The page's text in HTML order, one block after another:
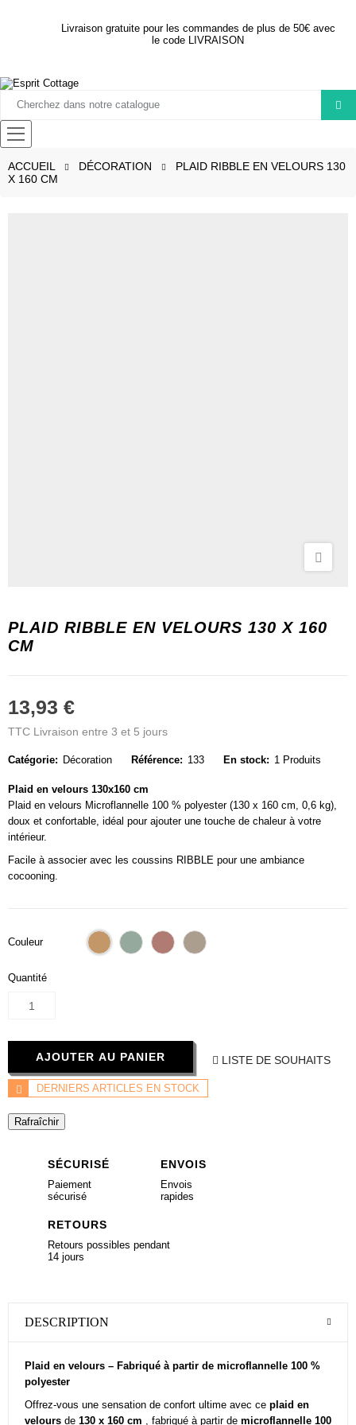
Livraison gratuite pour les commandes de plus de 50€ avec
le code LIVRAISON
ACCUEIL DÉCORATION
PLAID RIBBLE EN VELOURS 130
X 160 CM
PLAID RIBBLE EN VELOURS 130 X 160
CM
13,93 €
TTC Livraison entre 3 et 5 jours
Catégorie: Décoration Référence: 133 En stock: 1 Produits
Plaid en velours 130x160 cm
Plaid en velours Microflannelle 100 % polyester (130 x 160 cm, 0,6 kg),
doux et confortable, idéal pour ajouter une touche de chaleur à votre
intérieur.
Facile à associer avec les coussins RIBBLE pour une ambiance
cocooning.
Couleur Camel Sauge
vert
Roux Taupe
Quantité
AJOUTER AU PANIER LISTE DE SOUHAITS
DERNIERS ARTICLES EN STOCK
SÉCURISÉ
Paiement
sécurisé
ENVOIS
Envois
rapides
RETOURS
Retours possibles pendant
14 jours
DESCRIPTION
Plaid en velours – Fabriqué à partir de microflannelle 100 %
polyester
Offrez-vous une sensation de confort ultime avec ce plaid en
velours de 130 x 160 cm , fabriqué à partir de microflannelle 100